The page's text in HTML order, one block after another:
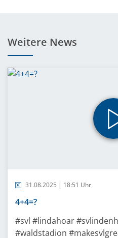
Weitere News
31.08.2025 | 18:51 Uhr
4+4=?
#svl #lindahoar
#waldstadion